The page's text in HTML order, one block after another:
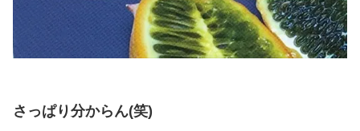
さっぱり分からん(笑)